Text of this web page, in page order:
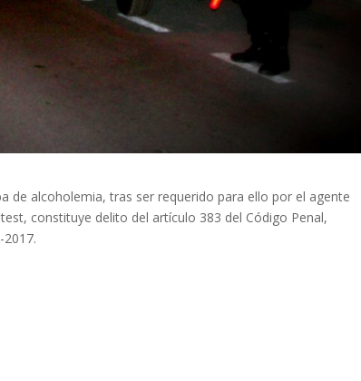
de alcoholemia, tras ser requerido para ello por el agente
constituye delito del artículo 383 del Código Penal,